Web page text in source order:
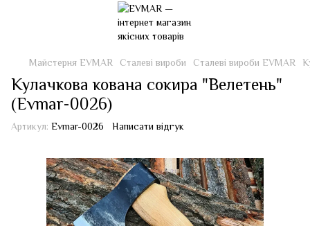
Майстерня EVMAR Сталеві вироби Сталеві вироби EVMAR
Кулачкова кована сокира "Велетень"
(Evmar-0026)
Артикул: Evmar-0026 Написати відгук